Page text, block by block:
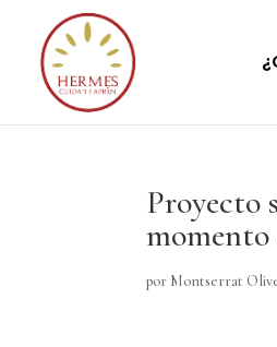
Proyecto
momento
por Montserrat